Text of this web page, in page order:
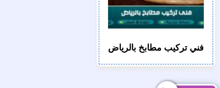
فني تركيب مطابخ بالرياض